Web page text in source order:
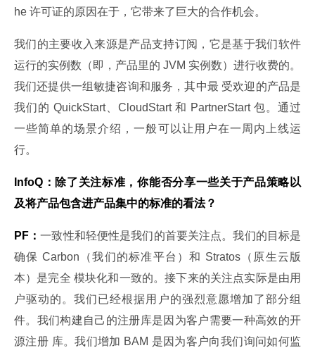
he 许可证的原因在于，它带来了巨大的合作机会。
我们的主要收入来源是产品支持订阅，它是基于我们软件
运行的实例数（即，产品里的 JVM 实例数）进行收费的。
我们还提供一组敏捷咨询和服务，其中最 受欢迎的产品是
我们的 QuickStart、CloudStart 和 PartnerStart 包。通过
一些简单的场景介绍，一般可以让用户在一周内上线运
行。
InfoQ：除了关注标准，你能否分享一些关于产品策略以
及将产品包含进产品集中的标准的看法？
PF：一致性和轻便性是我们的首要关注点。我们的目标是
确保 Carbon（我们的标准平台）和 Stratos（原生云版
本）是完全 模块化和一致的。接下来的关注点实际是由用
户驱动的。我们已经根据用户的强烈意愿增加了部分组
件。我们构建自己的注册库是因为客户需要一种高效的开
源注册 库。我们增加 BAM 是因为客户向我们询问如何监